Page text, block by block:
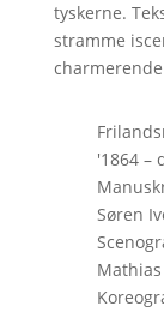
tyskerne.
stramme
'1864 –
Søren